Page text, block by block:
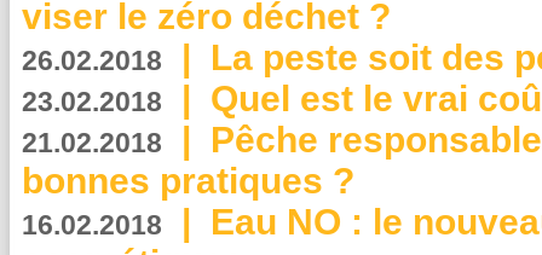
viser le zéro déchet ?
26.02.2018 | La peste soit des
23.02.2018 | Quel est le vrai
21.02.2018 | Pêche
bonnes pratiques ?
16.02.2018 | Eau NO : le